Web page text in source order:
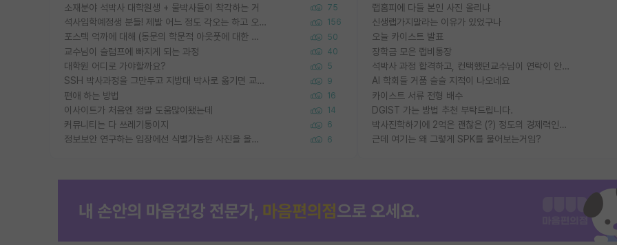
소재분야 석박사 대학원생 + 물박사들이 착각하는 거 75
석사입학예정생 분들! 제발 어느 정도 각오는 하고 오세요. 156
포스텍 억까에 대해 (동문의 학문적 아웃풋에 대한 반박) 50
교수님이 슬럼프에 빠지게 되는 과정 40
대학원 어디로 가야할까요? 5
SSH 박사과정을 그만두고 지방대 박사로 옮기면 교수의 꿈은 끝일까요? 9
편애 하는 방법 16
이사이트가 처음엔 정말 도움많이됐는데 14
커뮤니티는 다 쓰레기통이지 6
정보보안 연구하는 입장에선 식별가능한 사진을 올리는건 비추이긴함 6
랩홈피에 다들 본인 사진 올리냐
신생랩가지말라는 이유가 있었구나
오늘 카이스트 발표
장학금 모은 랩비통장
석박사 과정 합격하고, 컨택했던교수님이 연락이 안됩니다...
AI 학회들 거품 슬슬 지적이 나오네요
카이스트 서류 전형 배수
DGIST 가는 방법 추천 부탁드립니다.
박사진학하기에 2억은 괜찮은 (?) 정도의 경제력인가요
근데 여기는 왜 그렇게 SPK를 물어보는거임?